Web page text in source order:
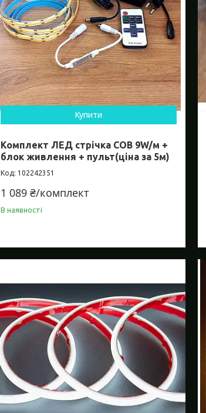
Купити
Комплект ЛЕД стрічка СОВ 9W/м +
блок живлення + пульт(ціна за 5м)
102242351
1 089 ₴/комплект
В наявності